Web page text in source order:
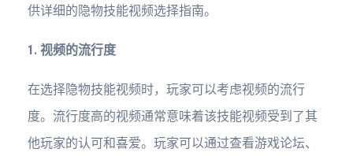
供详细的隐物技能视频选择指南。
1. 视频的流行度
在选择隐物技能视频时，玩家可以考虑视频的流行
度。流行度高的视频通常意味着该技能视频受到了其
他玩家的认可和喜爱。玩家可以通过查看游戏论坛、